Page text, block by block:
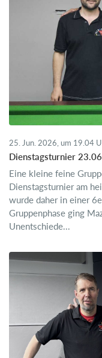
25. Jun. 2026, um 19.04
Dienstagsturnier
Eine kleine feine
Dienstagsturnier am
wurde daher in einer
Gruppenphase ging
Unentschiede...